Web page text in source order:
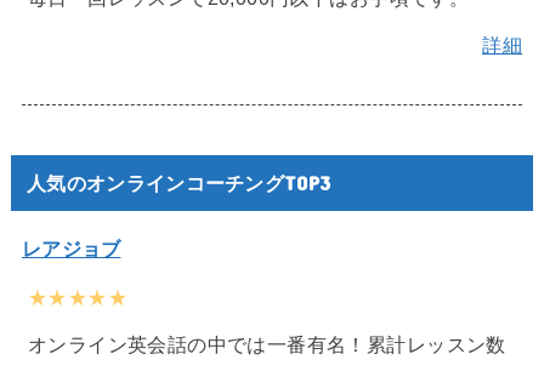
詳細
人気のオンラインコーチングTOP3
レアジョブ
★★★★★
オンライン英会話の中では一番有名！累計レッスン数